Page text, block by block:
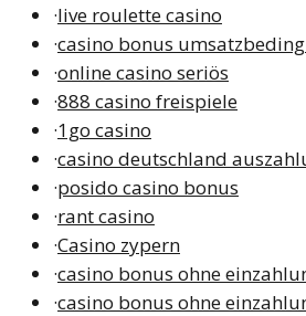
·live roulette casino
·casino bonus
·online casino seriös
·888 casino freispiele
·1go casino
·casino deutschland
·posido casino bonus
·rant casino
·Casino zypern
·casino bonus ohne
·casino bonus ohne